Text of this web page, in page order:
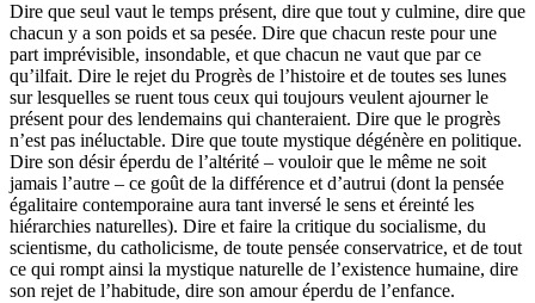
Dire que seul vaut le temps présent, dire que tout y culmine, dire que
chacun y a son poids et sa pesée. Dire que chacun reste pour une
part imprévisible, insondable, et que chacun ne vaut que par ce
qu’ilfait. Dire le rejet du Progrès de l’histoire et de toutes ses lunes
sur lesquelles se ruent tous ceux qui toujours veulent ajourner le
présent pour des lendemains qui chanteraient. Dire que le progrès
n’est pas inéluctable. Dire que toute mystique dégénère en politique.
Dire son désir éperdu de l’altérité – vouloir que le même ne soit
jamais l’autre – ce goût de la différence et d’autrui (dont la pensée
égalitaire contemporaine aura tant inversé le sens et éreinté les
hiérarchies naturelles). Dire et faire la critique du socialisme, du
scientisme, du catholicisme, de toute pensée conservatrice, et de tout
ce qui rompt ainsi la mystique naturelle de l’existence humaine, dire
son rejet de l’habitude, dire son amour éperdu de l’enfance.